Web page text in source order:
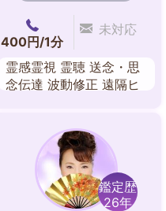
400円/1分
未対応
霊感霊視 霊聴 送念・思
念伝達 波動修正 遠隔ヒ
鑑定歴
26年